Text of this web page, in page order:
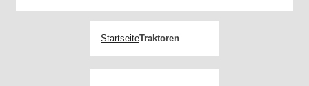
StartseiteTraktoren